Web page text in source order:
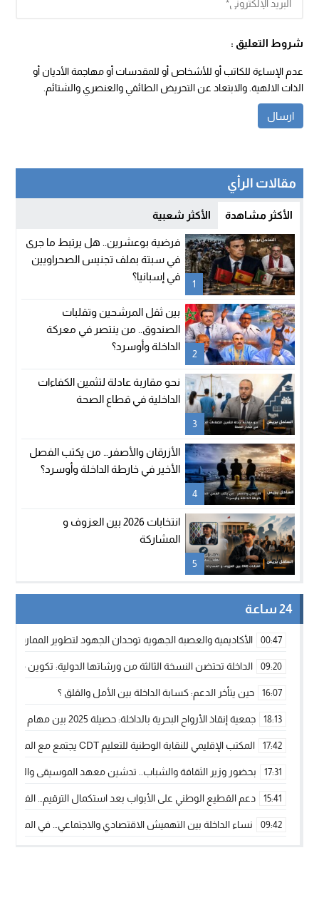
شروط التعليق :
عدم الإساءة للكاتب أو للأشخاص أو للمقدسات أو مهاجمة الأديان أو
الذات الالهية. والابتعاد عن التحريض الطائفي والعنصري والشتائم.
مقالات الرأي
الأكثر مشاهدة الأكثر شعبية
1
فرضية بوعشرين.. هل يرتبط ما جرى
في سبتة بملف تجنيس الصحراويين
في إسبانيا؟
2
بين ثقل المرشحين وتقلبات
الصندوق.. من ينتصر في معركة
الداخلة وأوسرد؟
3
نحو مقاربة عادلة لتثمين الكفاءات
الداخلية في قطاع الصحة
4
الأزرقان والأصفر… من يكتب الفصل
الأخير في خارطة الداخلة وأوسرد؟
5
انتخابات 2026 بين العزوف و
المشاركة
24 ساعة
00:47 الأكاديمية والعصبة الجهوية توحدان الجهود لتطوير الممارسة
09:20 الداخلة تحتضن النسخة الثالثة من ورشاتها الدولية: تكوين
16:07 حين يتأخر الدعم: كسابة الداخلة بين الأمل والقلق ؟
18:13 جمعية إنقاذ الأرواح البحرية بالداخلة: حصيلة 2025 بين مهام الإنقاذ ومشروع “دار البحار”
17:42 المكتب الإقليمي للنقابة الوطنية للتعليم CDT يجتمع مع المدير الإقليمي لمناقشة ملفات جوهرية لنساء ورجال التعليم
17:31 بحضور وزير الثقافة والشباب.. تدشين معهد الموسيقى والفنون
15:41 دعم القطيع الوطني على الأبواب بعد استكمال الترقيم…
09:42 نساء الداخلة بين التهميش الاقتصادي والاجتماعي… في المؤسسات